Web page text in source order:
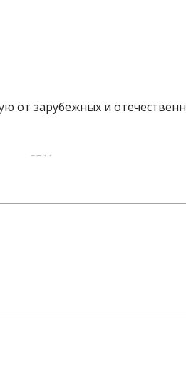
зарубежных и
СВЧ компонентов,
реализация.
превышает 7 лет.
отрасли.